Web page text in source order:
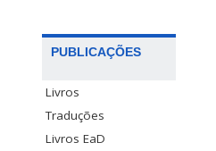
PUBLICAÇÕES
Livros
Traduções
Livros EaD